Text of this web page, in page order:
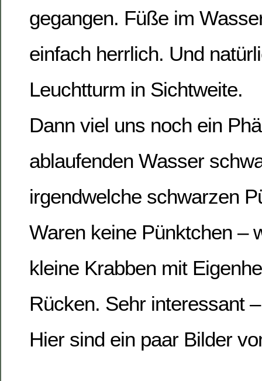
gegangen. Füße im
einfach herrlich. Und
Leuchtturm in Sichtweite.
Dann viel uns noch ein
ablaufenden Wasser
irgendwelche schwarzen
Waren keine Pünktchen –
kleine Krabben mit
Rücken. Sehr interessant
Hier sind ein paar Bilder